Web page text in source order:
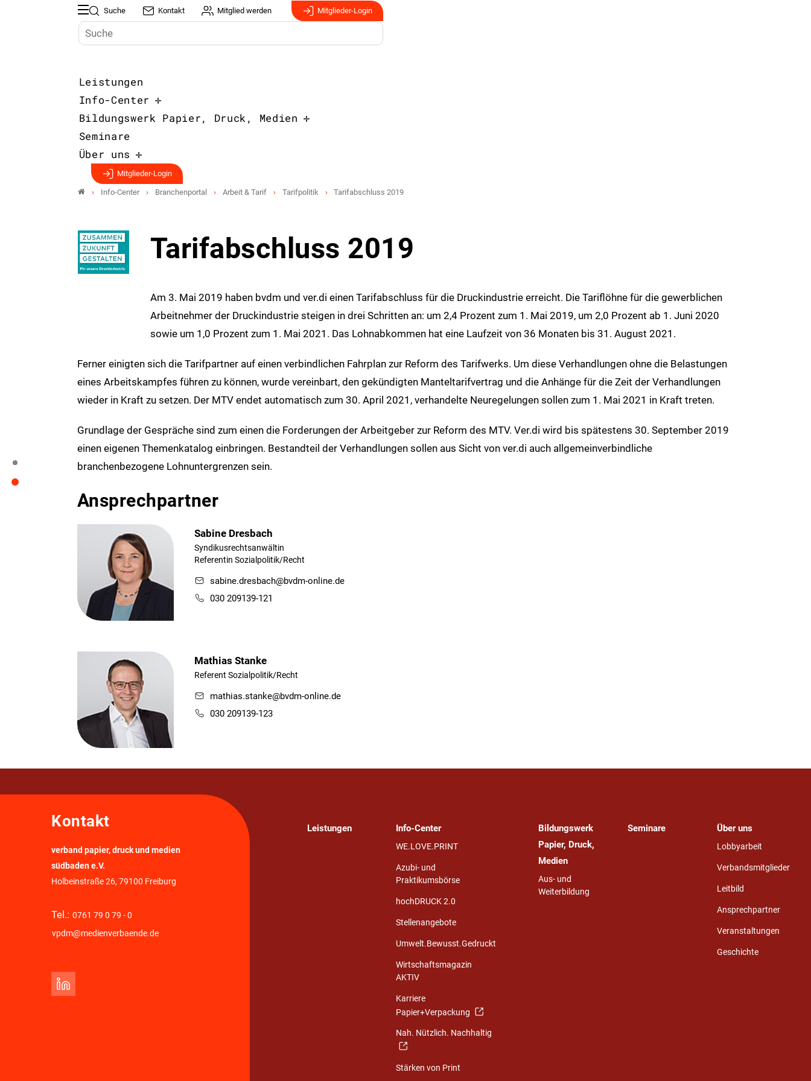
Suche Kontakt Mitglied werden Mitglieder-Login
Leistungen
Info-Center
Bildungswerk Papier, Druck, Medien
Seminare
Über uns
Mitglieder-Login
Info-Center Branchenportal Arbeit & Tarif Tarifpolitik Tarifabschluss 2019
Tarifabschluss 2019
Am 3. Mai 2019 haben bvdm und ver.di einen Tarifabschluss für die Druckindustrie erreicht. Die Tariflöhne für die gewerblichen
Arbeitnehmer der Druckindustrie steigen in drei Schritten an: um 2,4 Prozent zum 1. Mai 2019, um 2,0 Prozent ab 1. Juni 2020
sowie um 1,0 Prozent zum 1. Mai 2021. Das Lohnabkommen hat eine Laufzeit von 36 Monaten bis 31. August 2021.
Ferner einigten sich die Tarifpartner auf einen verbindlichen Fahrplan zur Reform des Tarifwerks. Um diese Verhandlungen ohne die Belastungen
eines Arbeitskampfes führen zu können, wurde vereinbart, den gekündigten Manteltarifvertrag und die Anhänge für die Zeit der Verhandlungen
wieder in Kraft zu setzen. Der MTV endet automatisch zum 30. April 2021, verhandelte Neuregelungen sollen zum 1. Mai 2021 in Kraft treten.
Grundlage der Gespräche sind zum einen die Forderungen der Arbeitgeber zur Reform des MTV. Ver.di wird bis spätestens 30. September 2019
einen eigenen Themenkatalog einbringen. Bestandteil der Verhandlungen sollen aus Sicht von ver.di auch allgemeinverbindliche
branchenbezogene Lohnuntergrenzen sein.
Ansprechpartner
Sabine Dresbach
Syndikusrechtsanwältin
Referentin Sozialpolitik/Recht
sabine.dresbach@bvdm-online.de
030 209139-121
Mathias Stanke
Referent Sozialpolitik/Recht
mathias.stanke@bvdm-online.de
030 209139-123
Kontakt
verband papier, druck und medien
südbaden e.V.
Holbeinstraße 26, 79100 Freiburg
Tel.: 0761 79 0 79 - 0
vpdm@medienverbaende.de
Leistungen Info-Center
WE.LOVE.PRINT
Azubi- und
Praktikumsbörse
hochDRUCK 2.0
Stellenangebote
Umwelt.Bewusst.Gedruckt
Wirtschaftsmagazin
AKTIV
Karriere
Papier+Verpackung
Nah. Nützlich. Nachhaltig
Stärken von Print
Bildungswerk
Papier, Druck,
Medien
Aus- und
Weiterbildung
Seminare Über uns
Lobbyarbeit
Verbandsmitglieder
Leitbild
Ansprechpartner
Veranstaltungen
Geschichte